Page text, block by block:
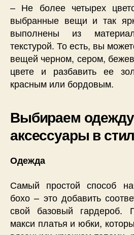
– Не более четырех
выбранные вещи и так
выполнены из
текстурой. То есть, вы
вещей черном, сером,
цвете и разбавить ее
красным или бордовым.
Выбираем
аксессуары в
Одежда
Самый простой способ
бохо – это добавить
свой базовый гардероб.
макси платья и юбки,